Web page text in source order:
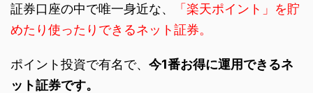
証券口座の中で唯一身近な、
「楽天ポイント」を貯
めたり使ったりできるネット証券。
ポイント投資で有名で、 今1番お得に運用できるネ
ット証券です。